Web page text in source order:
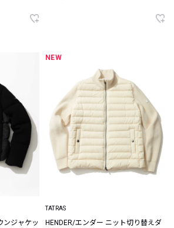
ンジャケッ
NEW
TATRAS
HENDER/エンダー ニット切り替えダ